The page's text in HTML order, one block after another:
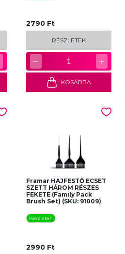
2790 Ft
RÉSZLETEK
− 1 +
KOSÁRBA
Framar HAJFESTŐ ECSET
SZETT HÁROM RÉSZES
FEKETE (Family Pack
Brush Set) (SKU: 91009)
Készleten
2990 Ft